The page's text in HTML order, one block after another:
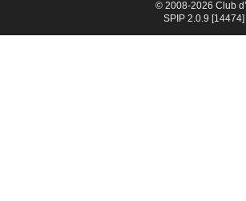
© 2008-2026 Club
SPIP 2.0.9 [14474]